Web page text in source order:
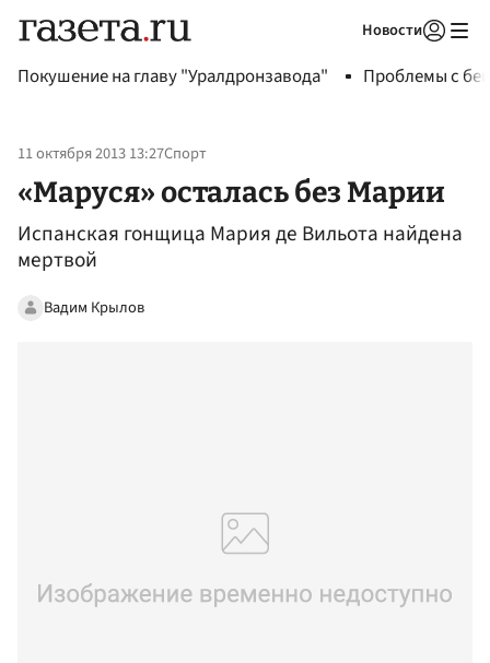
Новости
Покушение на главу "Уралдронзавода" Проблемы с
11 октября 2013 13:27Спорт
«Маруся» осталась без Марии
Испанская гонщица Мария де Вильота найдена
мертвой
Вадим Крылов